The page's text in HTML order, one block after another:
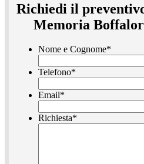
Richiedi il
Memoria
Nome e Cognome*
Telefono*
Email*
Richiesta*